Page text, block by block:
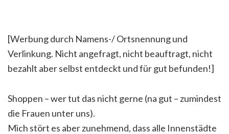
[Werbung durch Namens-/ Ortsnennung und
Verlinkung. Nicht angefragt, nicht beauftragt, nicht
bezahlt aber selbst entdeckt und für gut befunden!]
Shoppen – wer tut das nicht gerne (na gut – zumindest
die Frauen unter uns).
Mich stört es aber zunehmend, dass alle Innenstädte